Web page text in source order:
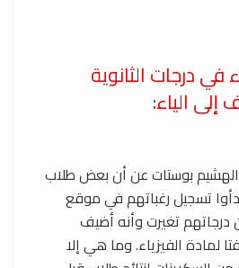
في درجات الثانوية
إلى الياء:
الهشيم بوستات عن أن بعض طلاب
تسجيل رغباتهم في موقع
درجاتهم تغيرت وأنه أضيف
لمادة الفيزياء. وما هي إلا